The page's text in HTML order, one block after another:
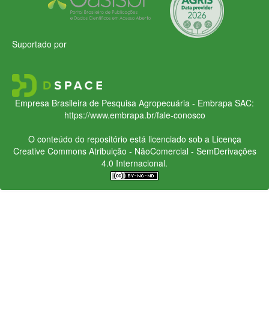
Suportado por
Empresa Brasileira de Pesquisa Agropecuária - Embrapa SAC:
https://www.embrapa.br/fale-conosco
O conteúdo do repositório está licenciado sob a Licença
Creative CommonsAtribuição - NãoComercial - SemDerivações
4.0 Internacional.